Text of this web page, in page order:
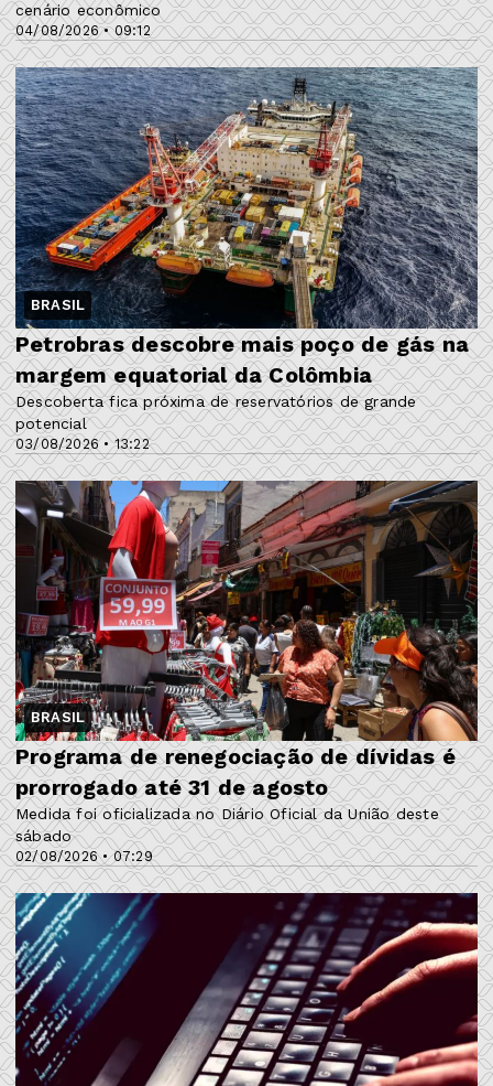
04/08/2026 • 09:12
cenário econômico
BRASIL
03/08/2026 • 13:22
Petrobras descobre mais poço de gás na
margem equatorial da Colômbia
Descoberta fica próxima de reservatórios de grande
potencial
BRASIL
02/08/2026 • 07:29
Programa de renegociação de dívidas é
prorrogado até 31 de agosto
Medida foi oficializada no Diário Oficial da União deste
sábado